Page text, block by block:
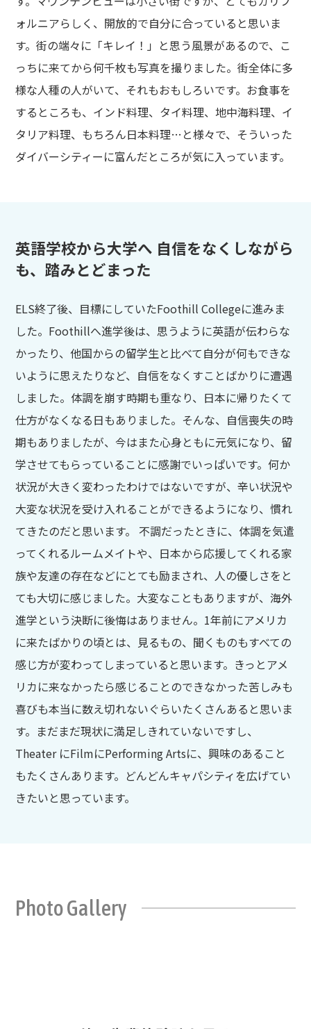
ォルニアらしく、開放的で自分に合っていると思いま
す。街の端々に「キレイ！」と思う風景があるので、こ
っちに来てから何千枚も写真を撮りました。街全体に多
様な人種の人がいて、それもおもしろいです。お食事を
するところも、インド料理、タイ料理、地中海料理、イ
タリア料理、もちろん日本料理…と様々で、そういった
ダイバーシティーに富んだところが気に入っています。
英語学校から大学へ 自信をなくしながら
も、踏みとどまった
ELS終了後、目標にしていたFoothill Collegeに進みま
した。Foothillへ進学後は、思うように英語が伝わらな
かったり、他国からの留学生と比べて自分が何もできな
いように思えたりなど、自信をなくすことばかりに遭遇
しました。体調を崩す時期も重なり、日本に帰りたくて
仕方がなくなる日もありました。そんな、自信喪失の時
期もありましたが、今はまた心身ともに元気になり、留
学させてもらっていることに感謝でいっぱいです。何か
状況が大きく変わったわけではないですが、辛い状況や
大変な状況を受け入れることができるようになり、慣れ
てきたのだと思います。 不調だったときに、体調を気遣
ってくれるルームメイトや、日本から応援してくれる家
族や友達の存在などにとても励まされ、人の優しさをと
ても大切に感じました。大変なこともありますが、海外
進学という決断に後悔はありません。1年前にアメリカ
に来たばかりの頃とは、見るもの、聞くものもすべての
感じ方が変わってしまっていると思います。きっとアメ
リカに来なかったら感じることのできなかった苦しみも
喜びも本当に数え切れないぐらいたくさんあると思いま
す。まだまだ現状に満足しきれていないですし、
Theater にFilmにPerforming Artsに、興味のあること
もたくさんあります。どんどんキャパシティを広げてい
きたいと思っています。
Photo Gallery